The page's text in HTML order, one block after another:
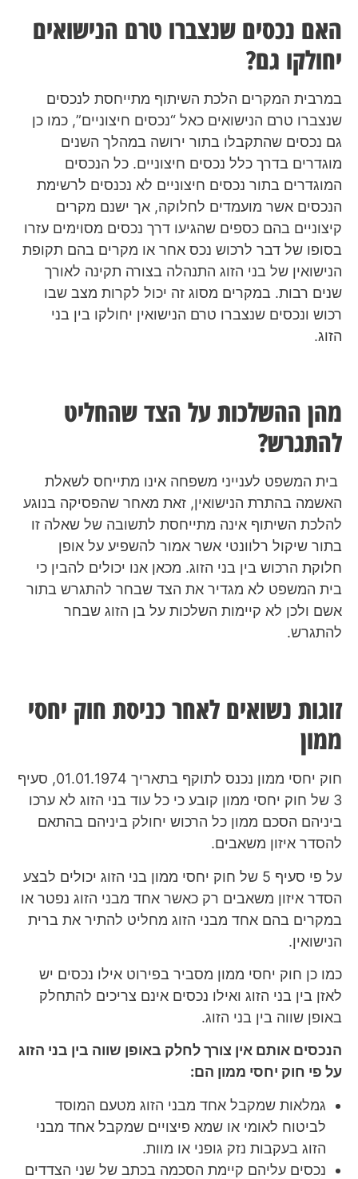
האם נכסים שנצברו טרם הנישואים
יחולקו גם?
במרבית המקרים הלכת השיתוף מתייחסת לנכסים
שנצברו טרם הנישואים כאל “נכסים חיצוניים”, כמו כן
גם נכסים שהתקבלו בתור ירושה במהלך השנים
מוגדרים בדרך כלל נכסים חיצוניים. כל הנכסים
המוגדרים בתור נכסים חיצוניים לא נכנסים לרשימת
הנכסים אשר מועמדים לחלוקה, אך ישנם מקרים
קיצוניים בהם כספים שהגיעו דרך נכסים מסוימים עזרו
בסופו של דבר לרכוש נכס אחר או מקרים בהם תקופת
הנישואין של בני הזוג התנהלה בצורה תקינה לאורך
שנים רבות. במקרים מסוג זה יכול לקרות מצב שבו
רכוש ונכסים שנצברו טרם הנישואין יחולקו בין בני
הזוג.
מהן ההשלכות על הצד שהחליט
להתגרש?
בית המשפט לענייני משפחה אינו מתייחס לשאלת
האשמה בהתרת הנישואין, זאת מאחר שהפסיקה בנוגע
להלכת השיתוף אינה מתייחסת לתשובה של שאלה זו
בתור שיקול רלוונטי אשר אמור להשפיע על אופן
חלוקת הרכוש בין בני הזוג. מכאן אנו יכולים להבין כי
בית המשפט לא מגדיר את הצד שבחר להתגרש בתור
אשם ולכן לא קיימות השלכות על בן הזוג שבחר
להתגרש.
זוגות נשואים לאחר כניסת חוק יחסי
ממון
חוק יחסי ממון נכנס לתוקף בתאריך 01.01.1974, סעיף
3 של חוק יחסי ממון קובע כי כל עוד בני הזוג לא ערכו
ביניהם הסכם ממון כל הרכוש יחולק ביניהם בהתאם
להסדר איזון משאבים.
על פי סעיף 5 של חוק יחסי ממון בני הזוג יכולים לבצע
הסדר איזון משאבים רק כאשר אחד מבני הזוג נפטר או
במקרים בהם אחד מבני הזוג מחליט להתיר את ברית
הנישואין.
כמו כן חוק יחסי ממון מסביר בפירוט אילו נכסים יש
לאזן בין בני הזוג ואילו נכסים אינם צריכים להתחלק
באופן שווה בין בני הזוג.
הנכסים אותם אין צורך לחלק באופן שווה בין בני הזוג
על פי חוק יחסי ממון הם:
גמלאות שמקבל אחד מבני הזוג מטעם המוסד
לביטוח לאומי או שמא פיצויים שמקבל אחד מבני
הזוג בעקבות נזק גופני או מוות.
נכסים עליהם קיימת הסכמה בכתב של שני הצדדים